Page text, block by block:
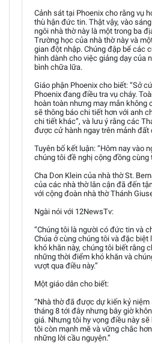
Cảnh sát tại Phoenix cho rằng vụ
thù hận đức tin. Thật vậy, vào
ngôi nhà thờ này là một trong ba
Trường học của nhà thờ này và
gian đột nhập. Chúng đập bể các
hình dành cho việc giảng dạy của
bình chữa lữa.
Giáo phận Phoenix cho biết: “Sở
Phoenix đang điều tra vụ cháy.
hoàn toàn nhưng may mắn không
sẽ thông báo chi tiết hơn với anh
chi tiết khác”, và lưu ý rằng các
được cử hành ngay trên mảnh đất
Tuyên bố kết luận: “Hôm nay vào
chúng tôi đề nghị cộng đồng cùng
Cha Don Klein của nhà thờ St.
của các nhà thờ lân cận đã đến
với cộng đoàn nhà thờ Thánh
Ngài nói với 12NewsTv:
“Chúng tôi là người có đức tin và
Chúa ở cùng chúng tôi và đặc
khó khăn này, chúng tôi biết rằng
những thời điểm khó khăn và
vượt qua điều này.”
Một giáo dân cho biết:
“Nhà thờ đã được dự kiến kỷ niệm
tháng 8 tới đây nhưng bây giờ
giá. Nhưng tôi hy vọng điều này
tôi còn mạnh mẽ và vững chắc
những lời cầu nguyện.”